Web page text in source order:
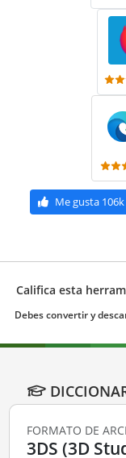
Me gusta106k
Califica esta
Debes convertir y
FORMATO DE
3DS (3D